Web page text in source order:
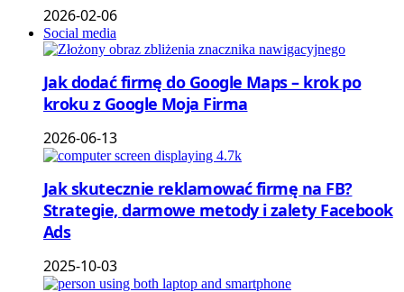
2026-02-06
Social media
Jak dodać firmę do Google Maps – krok po
kroku z Google Moja Firma
2026-06-13
Jak skutecznie reklamować firmę na FB?
Strategie, darmowe metody i zalety Facebook
Ads
2025-10-03